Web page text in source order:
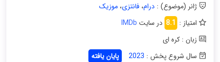
ژانر (موضوع) :درام،فانتزی،موزیک
امتیاز : 8.1 در سایت IMDb
زبان : کره ای
سال شروع پخش : 2023
پایان یافته